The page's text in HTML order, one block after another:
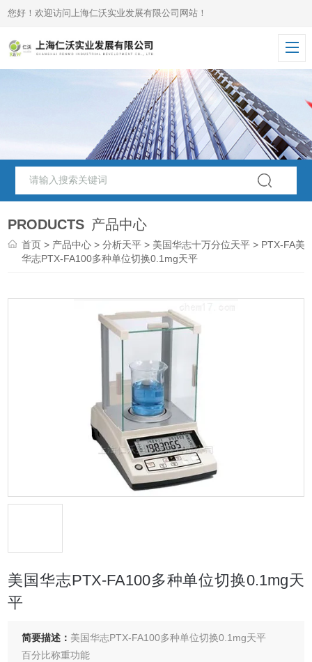
您好！欢迎访问上海仁沃实业发展有限公司网站！
PRODUCTS 产品中心
首页 > 产品中心 >分析天平 > 美国华志十万分位天平 > PTX-FA美
华志PTX-FA100多种单位切换0.1mg天平
美国华志PTX-FA100多种单位切换0.1mg天
平
简要描述： 美国华志PTX-FA100多种单位切换0.1mg天平
百分比称重功能